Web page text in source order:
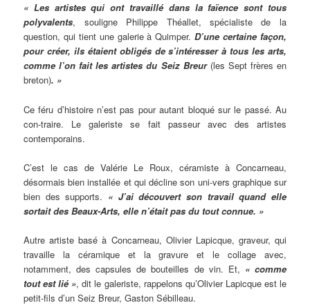
« Les artistes qui ont travaillé dans la faïence sont tous
polyvalents, souligne Philippe Théallet, spécialiste de la
question, qui tient une galerie à Quimper. D’une certaine façon,
pour créer, ils étaient obligés de s’intéresser à tous les arts,
comme l’on fait les artistes du Seiz Breur(les Sept frères en
breton). »
Ce féru d’histoire n’est pas pour autant bloqué sur le passé. Au
con-traire. Le galeriste se fait passeur avec des artistes
contemporains.
C’est le cas de Valérie Le Roux, céramiste à Concarneau,
désormais bien installée et qui décline son uni-vers graphique sur
bien des supports. « J’ai découvert son travail quand elle
sortait des Beaux-Arts, elle n’était pas du tout connue. »
Autre artiste basé à Concarneau, Olivier Lapicque, graveur, qui
travaille la céramique et la gravure et le collage avec,
notamment, des capsules de bouteilles de vin. Et, « comme
tout est lié », dit le galeriste, rappelons qu’Olivier Lapicque est le
petit-fils d’un Seiz Breur, Gaston Sébilleau.